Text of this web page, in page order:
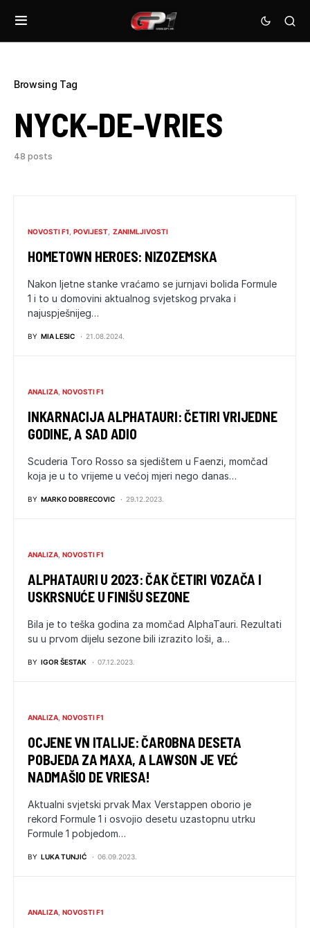
Browsing Tag
NYCK-DE-VRIES
48 posts
NOVOSTI F1 POVIJEST ZANIMLJIVOSTI
HOMETOWN HEROES: NIZOZEMSKA
Nakon ljetne stanke vraćamo se jurnjavi bolida Formule
1 i to u domovini aktualnog svjetskog prvaka i
najuspješnijeg…
BY MIA LESIC 21.08.2024.
ANALIZA NOVOSTI F1
INKARNACIJA ALPHATAURI: ČETIRI VRIJEDNE
GODINE, A SAD ADIO
Scuderia Toro Rosso sa sjedištem u Faenzi, momčad
koja je u to vrijeme u većoj mjeri nego danas…
BY MARKO DOBRECOVIC 29.12.2023.
ANALIZA NOVOSTI F1
ALPHATAURI U 2023: ČAK ČETIRI VOZAČA I
USKRSNUĆE U FINIŠU SEZONE
Bila je to teška godina za momčad AlphaTauri. Rezultati
su u prvom dijelu sezone bili izrazito loši, a…
BY IGOR ŠESTAK 07.12.2023.
ANALIZA NOVOSTI F1
OCJENE VN ITALIJE: ČAROBNA DESETA
POBJEDA ZA MAXA, A LAWSON JE VEĆ
NADMAŠIO DE VRIESA!
Aktualni svjetski prvak Max Verstappen oborio je
rekord Formule 1 i osvojio desetu uzastopnu utrku
Formule 1 pobjedom…
BY LUKA TUNJIĆ 06.09.2023.
ANALIZA NOVOSTI F1